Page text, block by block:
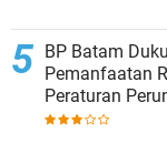
BP Batam
Pemanfaatan
Peraturan